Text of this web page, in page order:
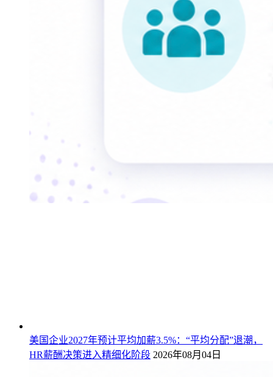
美国企业2027年预计平均加薪3.5%：“平均分配”退潮，
HR薪酬决策进入精细化阶段 2026年08月04日